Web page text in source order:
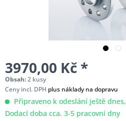
3970,00 Kč *
Obsah:2 kusy
Ceny incl. DPH plus náklady na dopravu
Připraveno k odeslání ještě dnes,
Dodací doba cca. 3-5 pracovní dny